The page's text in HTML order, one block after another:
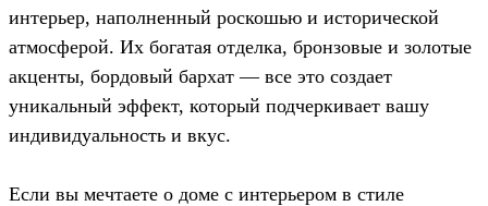
интерьер, наполненный роскошью и исторической
атмосферой. Их богатая отделка, бронзовые и золотые
акценты, бордовый бархат — все это создает
уникальный эффект, который подчеркивает вашу
индивидуальность и вкус.
Если вы мечтаете о доме с интерьером в стиле